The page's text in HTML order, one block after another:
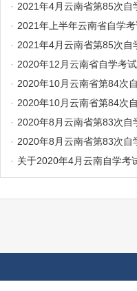
· 2021年4月云南省第85次自
· 2021年上半年云南省自学
· 2021年4月云南省第85次自
· 2020年12月云南省自学考
· 2020年10月云南省第84次
· 2020年10月云南省第84次
· 2020年8月云南省第83次自
· 2020年8月云南省第83次自
· 关于2020年4月云南自学考